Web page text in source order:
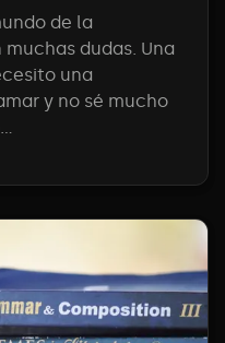
de la
dudas. Una
una
y no sé mucho